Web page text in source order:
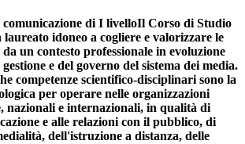
comunicazione di I livelloIl Corso di Studio
idoneo a cogliere e valorizzare le
un contesto professionale in evoluzione
e del governo del sistema dei media.
competenze scientifico-disciplinari sono la
per operare nelle organizzazioni
nazionali e internazionali, in qualità di
e alle relazioni con il pubblico, di
dell'istruzione a distanza, delle